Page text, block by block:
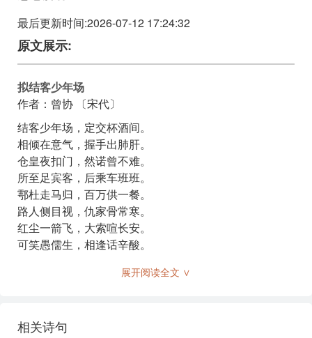
最后更新时间:2026-07-12 17:24:32
原文展示:
拟结客少年场
作者：曾协 〔宋代〕
结客少年场，定交杯酒间。
相倾在意气，握手出肺肝。
仓皇夜扣门，然诺曾不难。
所至足宾客，后乘车班班。
鄠杜走马归，百万供一餐。
路人侧目视，仇家骨常寒。
红尘一箭飞，大索喧长安。
可笑愚儒生，相逢话辛酸。
谊。
展开阅读全文 ∨
相关诗句